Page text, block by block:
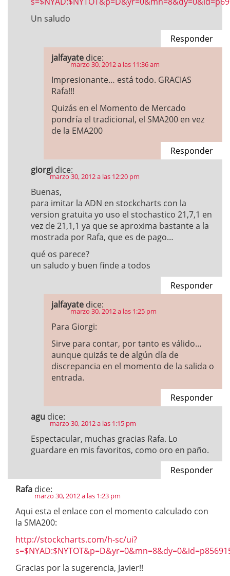
Un saludo
Responder
jalfayate dice:
marzo 30, 2012 a las 11:36 am
Impresionante… está todo. GRACIAS
Rafa!!!
Quizás en el Momento de Mercado
pondría el tradicional, el SMA200 en vez
de la EMA200
Responder
giorgi dice:
marzo 30, 2012 a las 12:20 pm
Buenas,
para imitar la ADN en stockcharts con la
version gratuita yo uso el stochastico 21,7,1 en
vez de 21,1,1 ya que se aproxima bastante a la
mostrada por Rafa, que es de pago…
qué os parece?
un saludo y buen finde a todos
Responder
jalfayate dice:
marzo 30, 2012 a las 1:25 pm
Para Giorgi:
Sirve para contar, por tanto es válido…
aunque quizás te de algún día de
discrepancia en el momento de la salida o
entrada.
Responder
agu dice:
marzo 30, 2012 a las 1:15 pm
Espectacular, muchas gracias Rafa. Lo
guardare en mis favoritos, como oro en paño.
Responder
Rafa dice:
marzo 30, 2012 a las 1:23 pm
Aqui esta el enlace con el momento calculado con
la SMA200:
http://stockcharts.com/h-sc/ui?
Gracias por la sugerencia, Javier!!